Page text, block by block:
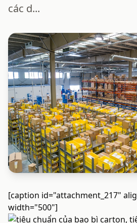
các d...
[caption id="attachment_217"
width="500"]